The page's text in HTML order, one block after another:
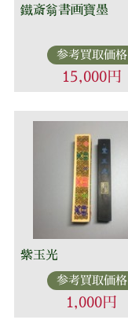
鐵斎翁書画寶墨
参考買取価格
15,000円
紫玉光
参考買取価格
1,000円